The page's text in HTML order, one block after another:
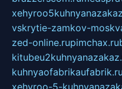
vskrytie-zamkov-
zed-online.rupimchax.ru
kuhnyaofabrikaufabrik.ru
xehyroo-5-